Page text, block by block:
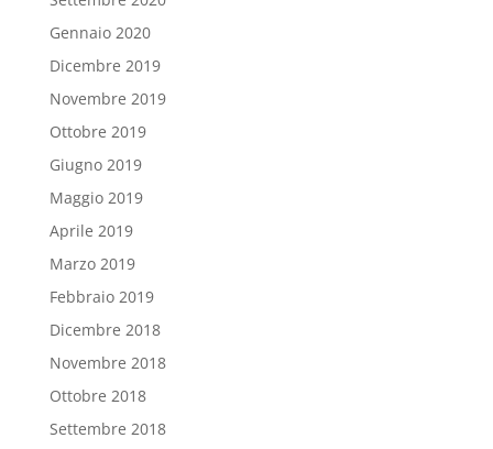
Gennaio 2020
Dicembre 2019
Novembre 2019
Ottobre 2019
Giugno 2019
Maggio 2019
Aprile 2019
Marzo 2019
Febbraio 2019
Dicembre 2018
Novembre 2018
Ottobre 2018
Settembre 2018